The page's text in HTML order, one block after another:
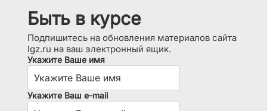
Быть в курсе
Подпишитесь на обновления материалов сайта
lgz.ru на ваш электронный ящик.
Укажите Ваше имя
Укажите Ваш e-mail